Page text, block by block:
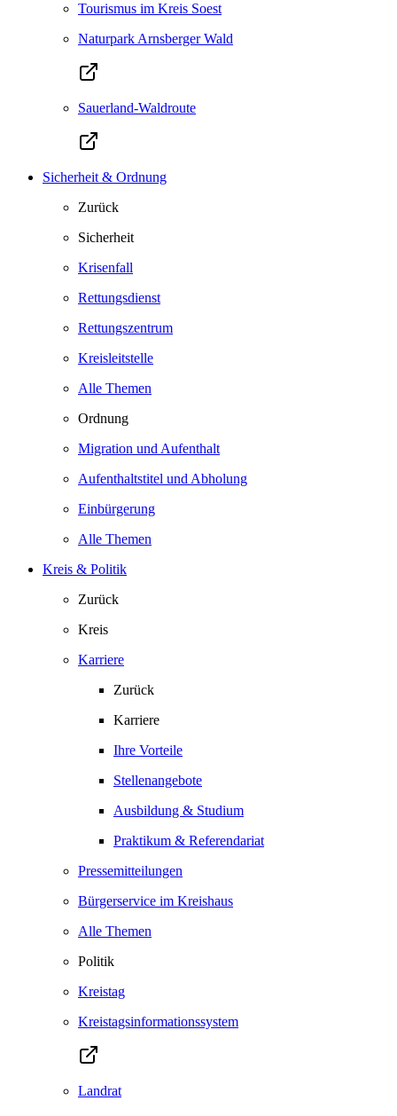
Tourismus im Kreis Soest
Naturpark Arnsberger Wald
Sauerland-Waldroute
Sicherheit & Ordnung
Zurück
Sicherheit
Krisenfall
Rettungsdienst
Rettungszentrum
Kreisleitstelle
Alle Themen
Ordnung
Migration und Aufenthalt
Aufenthaltstitel und Abholung
Einbürgerung
Alle Themen
Kreis & Politik
Zurück
Kreis
Karriere
Zurück
Karriere
Ihre Vorteile
Stellenangebote
Ausbildung & Studium
Praktikum & Referendariat
Pressemitteilungen
Bürgerservice im Kreishaus
Alle Themen
Politik
Kreistag
Kreistagsinformationssystem
Landrat